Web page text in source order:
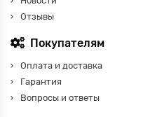
Отзывы
Покупателям
Оплата и доставка
Гарантия
Вопросы и ответы